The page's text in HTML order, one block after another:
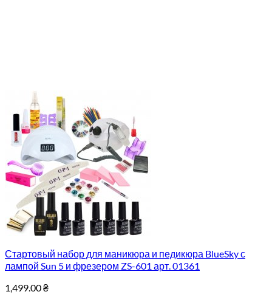
Стартовый набор для маникюра и педикюра BlueSky с
лампой Sun 5 и фрезером ZS-601 арт. 01361
1,499.00₴